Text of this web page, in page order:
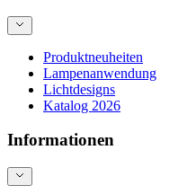
Produktneuheiten
Lampenanwendung
Lichtdesigns
Katalog 2026
Informationen